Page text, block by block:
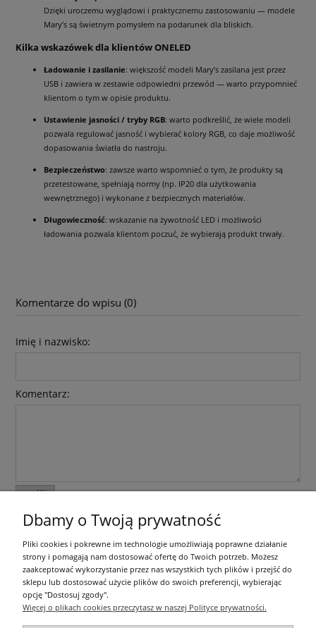
Dzięki uroczemu wyglądowi i praktycznemu zastosowaniu — modele
Mary’s są świetnym pomysłem na podarunek dla bliskich.
Kilka wskazówek dla klientów ONELED
Ładowanie i zasilanie: większość modeli Mary’s zasilana jest przez
USB i zawiera w zestawie odpowiedni przewód — warto przypomnieć
klientom o tym w opisie produktu.
Ustawienie jasności / tryby RGB: warto podkreślić, że wiele modeli
pozwala regulować jasność i wybierać kolory RGB, co daje możliwość
dopasowania światła do nastroju.
Bezpieczeństwo: zawsze warto wspomnieć o tym, że produkty są
przetestowane, spełniają normy (np. IP20 dla użytkowania
wewnętrznego) i wykonane z bezpiecznych materiałów.
Długowieczność: wskazanie na żywotność LED i możliwości
ładowania pozwala klientom poczuć, że wybierają produkt trwały.
Komentarze do wpisu (0)
Imię i nazwisko:
Komentarz:
wyślij
Informacje ogólne
Zakupy
Moje konto
Dbamy o Twoją prywatność
Pliki cookies i pokrewne im technologie umożliwiają poprawne działanie
strony i pomagają nam dostosować ofertę do Twoich potrzeb. Możesz
zaakceptować wykorzystanie przez nas wszystkich tych plików i przejść do
sklepu lub dostosować użycie plików do swoich preferencji, wybierając
opcję "Dostosuj zgody".
Więcej o plikach cookies przeczytasz w naszej Polityce prywatności.